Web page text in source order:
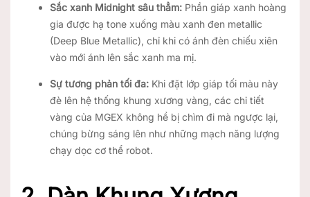
Sắc xanh Midnight sâu thẳm: Phần giáp xanh hoàng
gia được hạ tone xuống màu xanh đen metallic
(Deep Blue Metallic), chỉ khi có ánh đèn chiếu xiên
vào mới ánh lên sắc xanh ma mị.
Sự tương phản tối đa: Khi đặt lớp giáp tối màu này
đè lên hệ thống khung xương vàng, các chi tiết
vàng của MGEX không hề bị chìm đi mà ngược lại,
chúng bừng sáng lên như những mạch năng lượng
chạy dọc cơ thể robot.